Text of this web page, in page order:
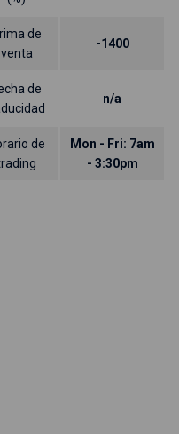
de
venta
-1400
de
n/a
de
Mon - Fri: 7am
- 3:30pm